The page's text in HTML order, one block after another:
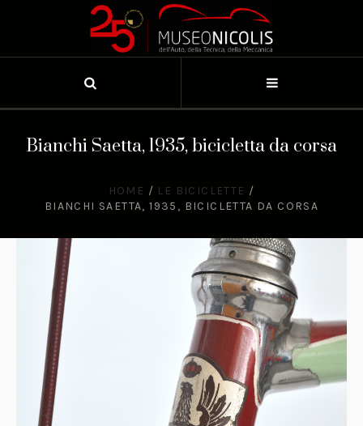
Bianchi Saetta, 1935, bicicletta da corsa
HOME / LE BICICLETTE /
BIANCHI SAETTA, 1935, BICICLETTA DA CORSA